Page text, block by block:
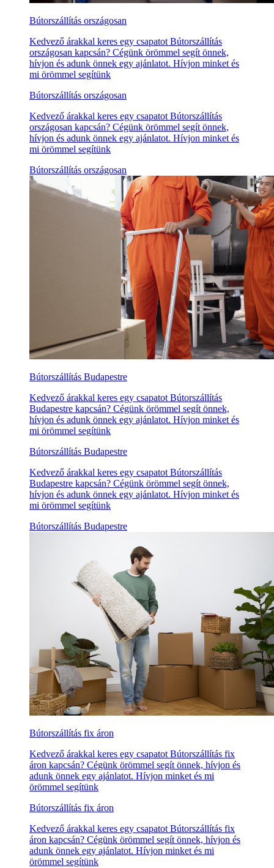
Bútorszállítás országosan
Kedvező árakkal keres egy csapatot Bútorszállítás
országosan kapcsán? Cégünk örömmel segít önnek,
hívjon és adunk önnek egy ajánlatot. Hívjon minket és
mi örömmel segítünk
Bútorszállítás országosan
Kedvező árakkal keres egy csapatot Bútorszállítás
országosan kapcsán? Cégünk örömmel segít önnek,
hívjon és adunk önnek egy ajánlatot. Hívjon minket és
mi örömmel segítünk
Bútorszállítás országosan
Bútorszállítás Budapestre
Kedvező árakkal keres egy csapatot Bútorszállítás
Budapestre kapcsán? Cégünk örömmel segít önnek,
hívjon és adunk önnek egy ajánlatot. Hívjon minket és
mi örömmel segítünk
Bútorszállítás Budapestre
Kedvező árakkal keres egy csapatot Bútorszállítás
Budapestre kapcsán? Cégünk örömmel segít önnek,
hívjon és adunk önnek egy ajánlatot. Hívjon minket és
mi örömmel segítünk
Bútorszállítás Budapestre
Bútorszállítás fix áron
Kedvező árakkal keres egy csapatot Bútorszállítás fix
áron kapcsán? Cégünk örömmel segít önnek, hívjon és
adunk önnek egy ajánlatot. Hívjon minket és mi
örömmel segítünk
Bútorszállítás fix áron
Kedvező árakkal keres egy csapatot Bútorszállítás fix
áron kapcsán? Cégünk örömmel segít önnek, hívjon és
adunk önnek egy ajánlatot. Hívjon minket és mi
örömmel segítünk